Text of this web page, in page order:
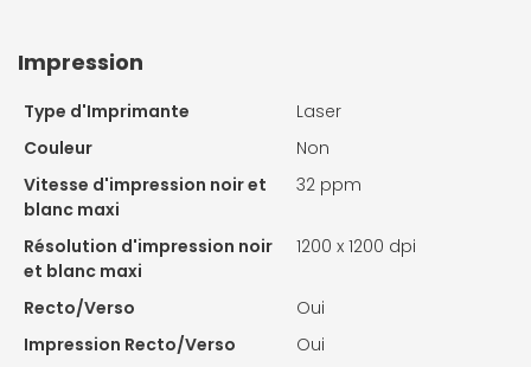
Impression
Type d'Imprimante
Laser
Couleur
Non
Vitesse d'impression noir et
blanc maxi
32 ppm
Résolution d'impression noir
et blanc maxi
1200 x 1200 dpi
Recto/Verso
Oui
Impression Recto/Verso
Oui